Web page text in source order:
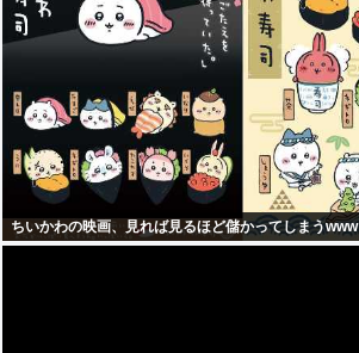
ちいかわの映画、見れば見るほど儲かってしまうwww